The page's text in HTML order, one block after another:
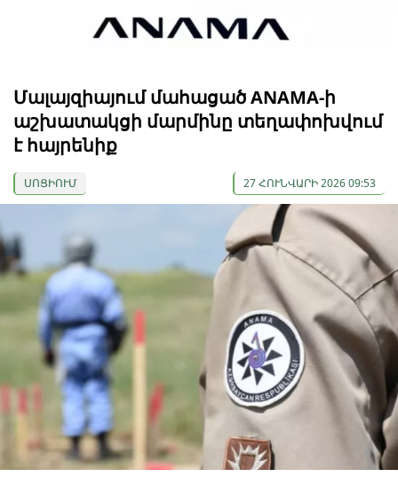
Մալայզիայում մահացած ANAMA-ի
աշխատակցի մարմինը տեղափոխվում
է հայրենիք
ՍՈՑԻՈՒՄ 27 ՀՈՒՆՎԱՐԻ 2026 09:53